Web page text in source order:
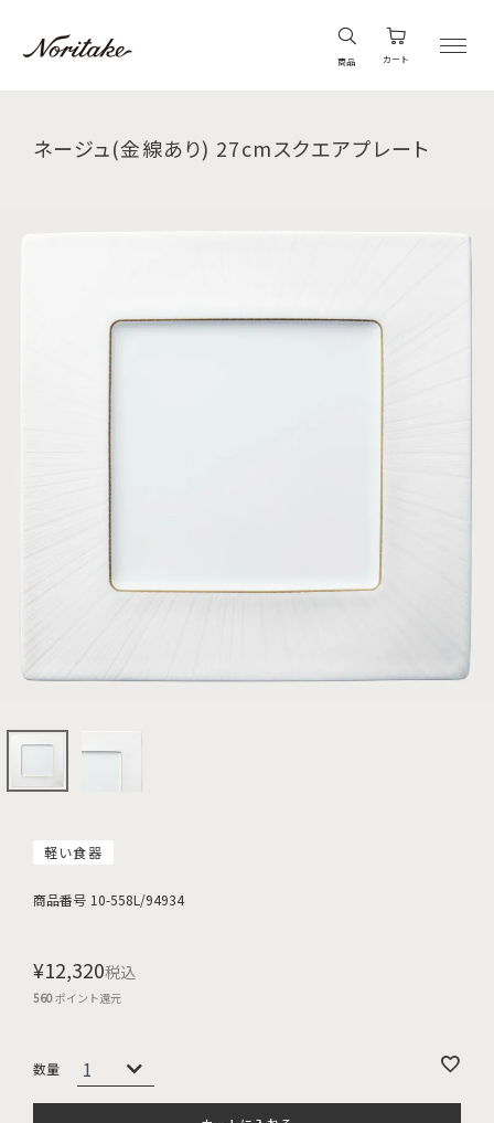
商品 カート
ネージュ(金線あり) 27cmスクエアプレート
軽い食器
商品番号 10-558L/94934
¥12,320税込
560ポイント還元